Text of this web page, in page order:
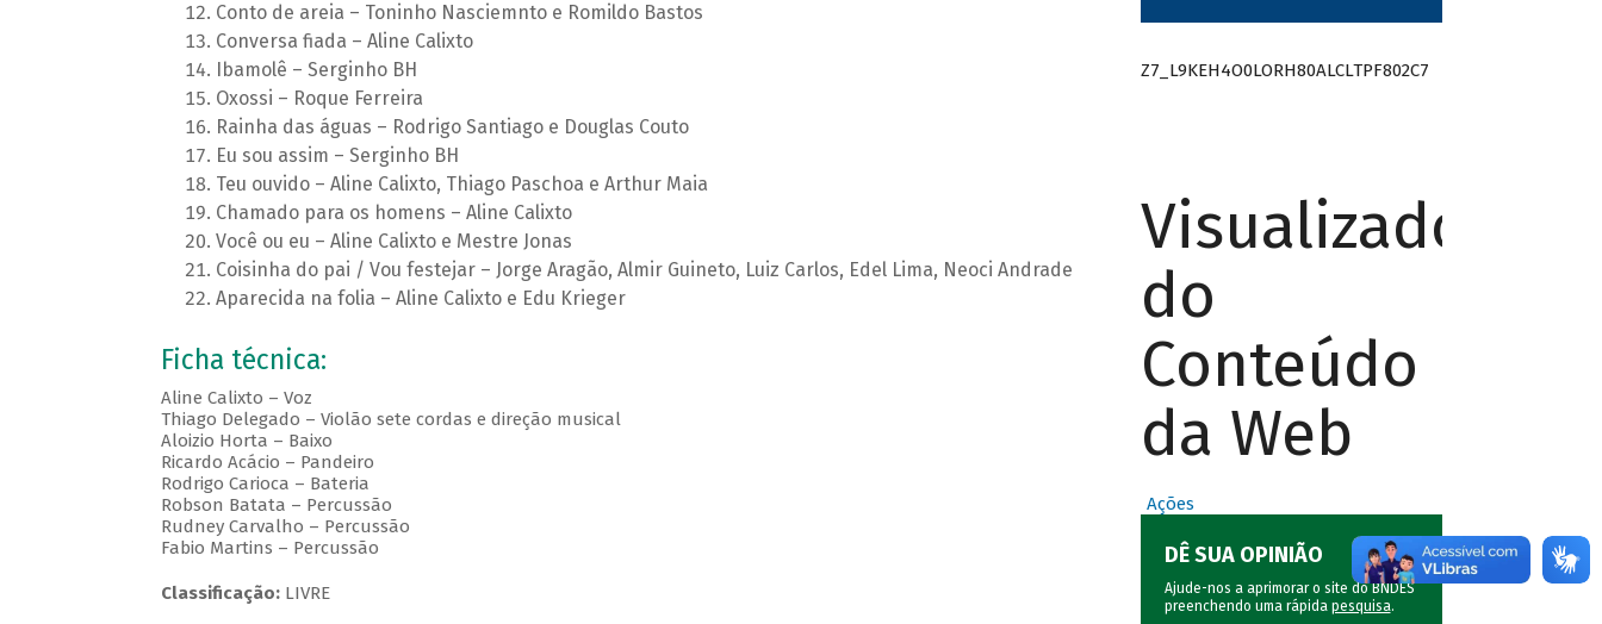
Conto de areia – Toninho Nasciemnto e Romildo Bastos
Conversa fiada – Aline Calixto
Ibamolê – Serginho BH
Oxossi – Roque Ferreira
Rainha das águas – Rodrigo Santiago e Douglas Couto
Eu sou assim – Serginho BH
Teu ouvido – Aline Calixto, Thiago Paschoa e Arthur Maia
Chamado para os homens – Aline Calixto
Você ou eu – Aline Calixto e Mestre Jonas
Coisinha do pai / Vou festejar – Jorge Aragão, Almir Guineto, Luiz Carlos, Edel Lima, Neoci Andrade
Aparecida na folia – Aline Calixto e Edu Krieger
Ficha técnica:
Aline Calixto – Voz
Thiago Delegado – Violão sete cordas e direção musical
Aloizio Horta – Baixo
Ricardo Acácio – Pandeiro
Rodrigo Carioca – Bateria
Robson Batata – Percussão
Rudney Carvalho – Percussão
Fabio Martins – Percussão
Classificação:LIVRE
Z7_L9KEH4O0LORH80ALCLTPF802C7
Visualizador
do
Conteúdo
da Web
Ações
DÊ SUA OPINIÃO
Ajude-nos a aprimorar o site do BNDES
preenchendo uma rápida pesquisa.